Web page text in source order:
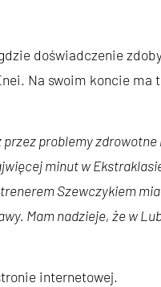
doświadczenie
Na swoim koncie ma
problemy
minut w
Szewczykiem
Mam nadzieje, że w
internetowej.